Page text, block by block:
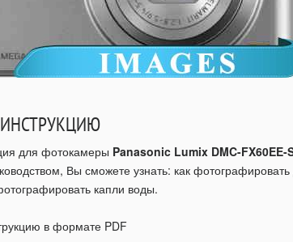
для фотокамеры Panasonic Lumix DMC-FX60EE-
Вы сможете узнать: как
капли воды.
в формате PDF